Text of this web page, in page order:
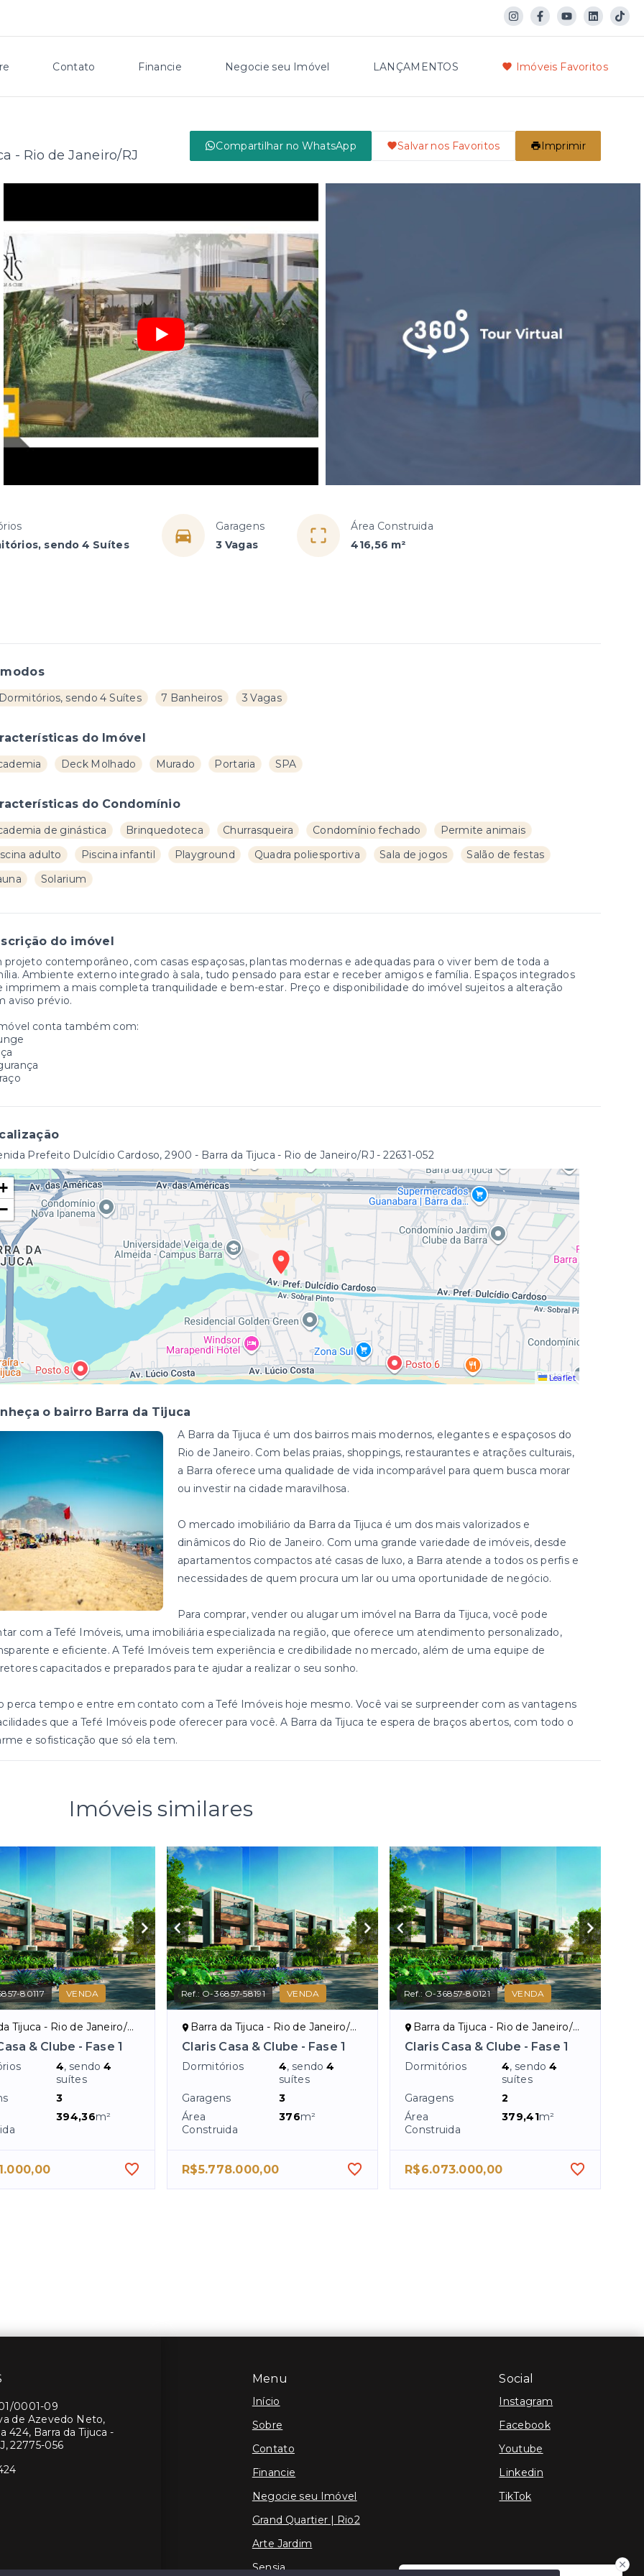
Contato Financie Negocie seu Imóvel LANÇAMENTOS Imóveis Favoritos
- Rio de Janeiro/RJ
Compartilhar no WhatsApp Salvar nos Favoritos Imprimir
sendo 4 Suítes
Garagens
3 Vagas
Área Construida
416,56 m²
sendo 4 Suítes 7 Banheiros 3 Vagas
do Imóvel
Deck Molhado Murado Portaria SPA
do Condomínio
de ginástica Brinquedoteca Churrasqueira Condomínio fechado
Permite animais
adulto
Piscina infantil Playground Quadra poliesportiva Sala de jogos
Salão de festas
Solarium
do imóvel
projeto contemporâneo, com casas espaçosas, plantas modernas e adequadas para o viver bem de toda a
Ambiente externo integrado à sala, tudo pensado para estar e receber amigos e família. Espaços integrados
imprimem a mais completa tranquilidade e bem-estar. Preço e disponibilidade do imóvel sujeitos a alteração
aviso prévio.
conta também com:
Prefeito Dulcídio Cardoso, 2900 - Barra da Tijuca - Rio de Janeiro/RJ - 22631-052
Leaflet
o bairro Barra da Tijuca
A Barra da Tijuca é um dos bairros mais modernos, elegantes e espaçosos do
Rio de Janeiro. Com belas praias, shoppings, restaurantes e atrações culturais,
a Barra oferece uma qualidade de vida incomparável para quem busca morar
ou investir na cidade maravilhosa.
O mercado imobiliário da Barra da Tijuca é um dos mais valorizados e
dinâmicos do Rio de Janeiro. Com uma grande variedade de imóveis, desde
apartamentos compactos até casas de luxo, a Barra atende a todos os perfis e
necessidades de quem procura um lar ou uma oportunidade de negócio.
Para comprar, vender ou alugar um imóvel na Barra da Tijuca, você pode
com a Tefé Imóveis, uma imobiliária especializada na região, que oferece um atendimento personalizado,
e eficiente. A Tefé Imóveis tem experiência e credibilidade no mercado, além de uma equipe de
capacitados e preparados para te ajudar a realizar o seu sonho.
perca tempo e entre em contato com a Tefé Imóveis hoje mesmo. Você vai se surpreender com as vantagens
que a Tefé Imóveis pode oferecer para você. A Barra da Tijuca te espera de braços abertos, com todo o
e sofisticação que só ela tem.
Imóveis similares
80117 VENDA
Tijuca - Rio de Janeiro/RJ
& Clube - Fase 1
4, sendo4
suítes
3
394,36m²
Ref.:O-36857-58191 VENDA
Barra da Tijuca - Rio de Janeiro/RJ
Claris Casa & Clube - Fase 1
Dormitórios 4, sendo4
suítes
Garagens
3
Área
Construida
376m²
R$5.778.000,00
Ref.:O-36857-80121 VENDA
Barra da Tijuca - Rio de Janeiro/RJ
Claris Casa & Clube - Fase 1
Dormitórios 4, sendo4
suítes
Garagens
2
Área
Construida
379,41m²
R$6.073.000,00
Menu
Início
Sobre
Contato
Financie
Negocie seu Imóvel
Grand Quartier | Rio2
Arte Jardim
Sensia
Social
Instagram
Facebook
Youtube
Linkedin
TikTok
0001-09
de Azevedo Neto,
424, Barra da Tijuca -
22775-056